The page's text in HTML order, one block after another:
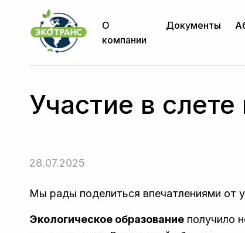
О
компании
Документы
Участие в
28.07.2025
Мы рады поделиться впечатлениями от
Экологическое образование получило